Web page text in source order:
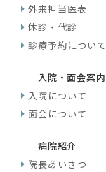
外来担当医表
休診・代診
診療予約について
入院・面会案内
入院について
面会について
病院紹介
院長あいさつ